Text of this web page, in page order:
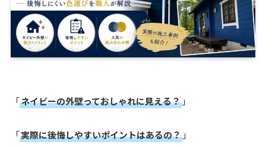
「ネイビーの外壁っておしゃれに見える？」
「実際に後悔しやすいポイントはあるの？」